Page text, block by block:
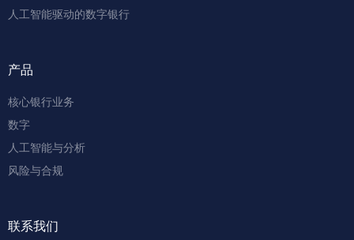
人工智能驱动的数字银行
产品
核心银行业务
数字
人工智能与分析
风险与合规
联系我们